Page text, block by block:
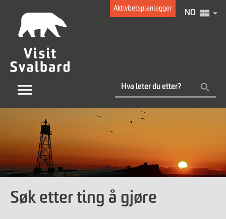
Aktivitetsplanlegger
NO
Søk etter ting å gjøre